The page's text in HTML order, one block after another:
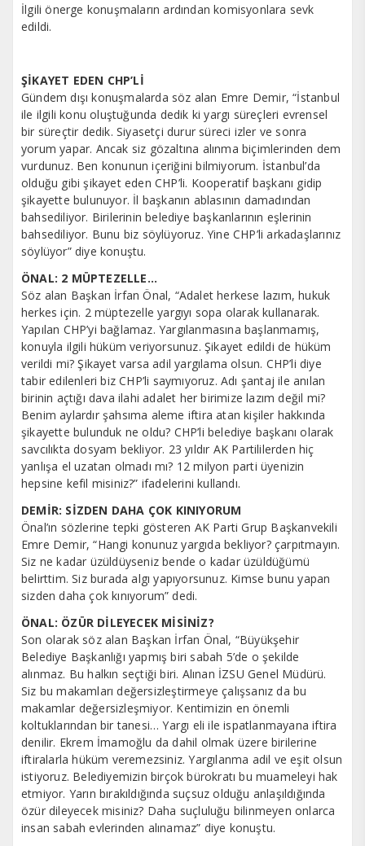
İlgili önerge konuşmaların ardından komisyonlara sevk
edildi.
ŞİKAYET EDEN CHP’Lİ
Gündem dışı konuşmalarda söz alan Emre Demir, “İstanbul
ile ilgili konu oluştuğunda dedik ki yargı süreçleri evrensel
bir süreçtir dedik. Siyasetçi durur süreci izler ve sonra
yorum yapar. Ancak siz gözaltına alınma biçimlerinden dem
vurdunuz. Ben konunun içeriğini bilmiyorum. İstanbul’da
olduğu gibi şikayet eden CHP’li. Kooperatif başkanı gidip
şikayette bulunuyor. İl başkanın ablasının damadından
bahsediliyor. Birilerinin belediye başkanlarının eşlerinin
bahsediliyor. Bunu biz söylüyoruz. Yine CHP’li arkadaşlarınız
söylüyor” diye konuştu.
ÖNAL: 2 MÜPTEZELLE…
Söz alan Başkan İrfan Önal, “Adalet herkese lazım, hukuk
herkes için. 2 müptezelle yargıyı sopa olarak kullanarak.
Yapılan CHP’yi bağlamaz. Yargılanmasına başlanmamış,
konuyla ilgili hüküm veriyorsunuz. Şikayet edildi de hüküm
verildi mi? Şikayet varsa adil yargılama olsun. CHP’li diye
tabir edilenleri biz CHP’li saymıyoruz. Adı şantaj ile anılan
birinin açtığı dava ilahi adalet her birimize lazım değil mi?
Benim aylardır şahsıma aleme iftira atan kişiler hakkında
şikayette bulunduk ne oldu? CHP’li belediye başkanı olarak
savcılıkta dosyam bekliyor. 23 yıldır AK Partililerden hiç
yanlışa el uzatan olmadı mı? 12 milyon parti üyenizin
hepsine kefil misiniz?” ifadelerini kullandı.
DEMİR: SİZDEN DAHA ÇOK KINIYORUM
Önal’ın sözlerine tepki gösteren AK Parti Grup Başkanvekili
Emre Demir, “Hangi konunuz yargıda bekliyor? çarpıtmayın.
Siz ne kadar üzüldüyseniz bende o kadar üzüldüğümü
belirttim. Siz burada algı yapıyorsunuz. Kimse bunu yapan
sizden daha çok kınıyorum” dedi.
ÖNAL: ÖZÜR DİLEYECEK MİSİNİZ?
Son olarak söz alan Başkan İrfan Önal, “Büyükşehir
Belediye Başkanlığı yapmış biri sabah 5’de o şekilde
alınmaz. Bu halkın seçtiği biri. Alınan İZSU Genel Müdürü.
Siz bu makamları değersizleştirmeye çalışsanız da bu
makamlar değersizleşmiyor. Kentimizin en önemli
koltuklarından bir tanesi… Yargı eli ile ispatlanmayana iftira
denilir. Ekrem İmamoğlu da dahil olmak üzere birilerine
iftiralarla hüküm veremezsiniz. Yargılanma adil ve eşit olsun
istiyoruz. Belediyemizin birçok bürokratı bu muameleyi hak
etmiyor. Yarın bırakıldığında suçsuz olduğu anlaşıldığında
özür dileyecek misiniz? Daha suçluluğu bilinmeyen onlarca
insan sabah evlerinden alınamaz” diye konuştu.